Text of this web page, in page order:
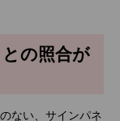
の照合が
ない、サインパネ